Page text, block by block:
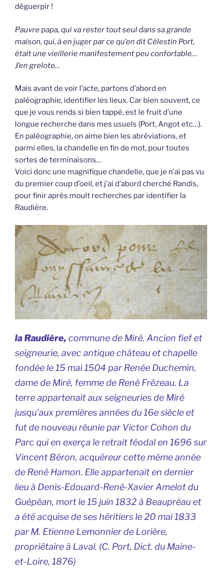
déguerpir !
Pauvre papa, qui va rester tout seul dans sa grande
maison, qui, à en juger par ce qu’en dit Célestin Port,
était une vieillerie manifestement peu confortable…
J’en grelote…
Mais avant de voir l’acte, partons d’abord en
paléographie, identifier les lieux. Car bien souvent, ce
que je vous rends si bien tappé, est le fruit d’une
longue recherche dans mes usuels (Port, Angot etc…).
En paléographie, on aime bien les abréviations, et
parmi elles, la chandelle en fin de mot, pour toutes
sortes de terminaisons…
Voici donc une magnifique chandelle, que je n’ai pas vu
du premier coup d’oeil, et j’ai d’abord cherché Randis,
pour finir après moult recherches par identifier la
Raudière.
la Raudière, commune de Miré. Ancien fief et
seigneurie, avec antique château et chapelle
fondée le 15 mai 1504 par Renée Duchemin,
dame de Miré, femme de René Frézeau. La
terre appartenait aux seigneuries de Miré
jusqu’aux premières années du 16e siècle et
fut de nouveau réunie par Victor Cohon du
Parc qui en exerça le retrait féodal en 1696 sur
Vincent Béron, acquéreur cette même année
de René Hamon. Elle appartenait en dernier
lieu à Denis-Edouard-René-Xavier Amelot du
Guépéan, mort le 15 juin 1832 à Beaupréau et
a été acquise de ses héritiers le 20 mai 1833
par M. Etienne Lemonnier de Lorière,
propriétaire à Laval. (C. Port, Dict. du Maine-
et-Loire, 1876)